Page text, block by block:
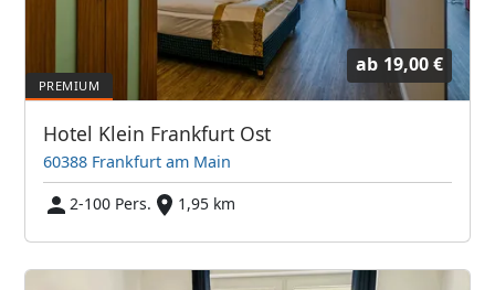
ab 19,00 €
Hotel Klein Frankfurt Ost
60388 Frankfurt am Main
2-100 Pers.
1,95 km